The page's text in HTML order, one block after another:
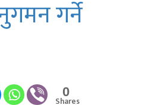
गर्ने
0
Shares